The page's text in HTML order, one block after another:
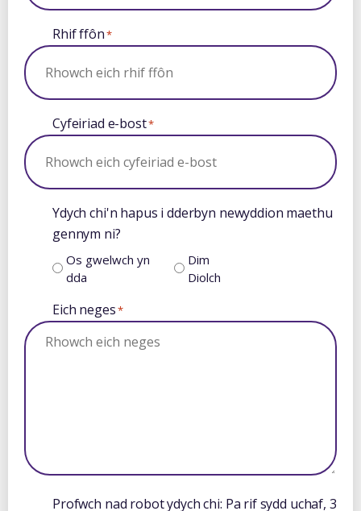
Rhif ffôn*
Cyfeiriad e-bost*
Ydych chi'n hapus i dderbyn newyddion maethu
gennym ni?
Os gwelwch yn
dda
Dim
Diolch
Eich neges*
Profwch nad robot ydych chi: Pa rif sydd uchaf, 3